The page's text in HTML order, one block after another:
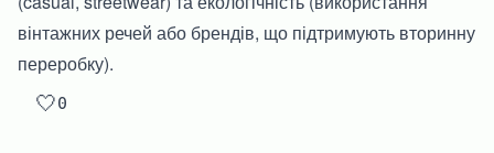
вінтажних речей або брендів, що підтримують вторинну
переробку).
🤍0